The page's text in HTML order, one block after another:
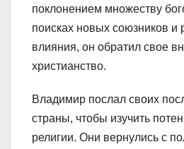
поклонением множеству
поисках новых союзников и
влияния, он обратил свое
христианство.
Владимир послал своих
страны, чтобы изучить
религии. Они вернулись с